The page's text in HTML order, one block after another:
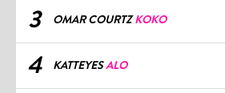
3 OMAR COURTZKOKO
4 KATTEYESALO